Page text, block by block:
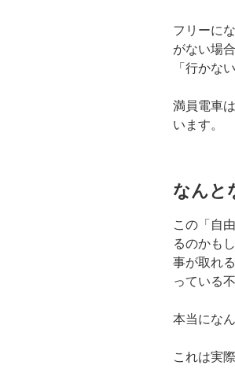
フリーに
がない場
「行かな
満員電車
います。
なんと
この「自
るのかも
事が取れ
っている
本当にな
これは実